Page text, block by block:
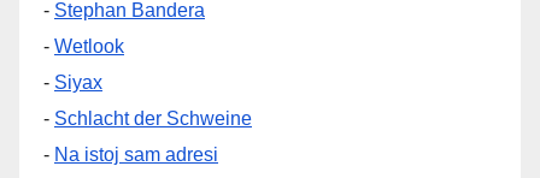
- Stephan Bandera
- Wetlook
- Siyax
- Schlacht der Schweine
- Na istoj sam adresi